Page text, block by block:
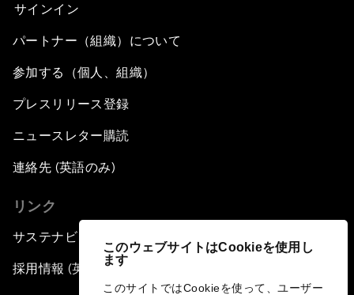
このウェブサイトはCookieを使用し
ます
このサイトではCookieを使って、ユーザー
サインイン
パートナー（組織）について
参加する（個人、組織）
プレスリリース登録
ニュースレター購読
連絡先 (英語のみ)
リンク
サステナビリティへの取り組み
採用情報 (英語のみ)